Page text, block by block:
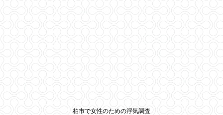
柏市で女性のための浮気調査